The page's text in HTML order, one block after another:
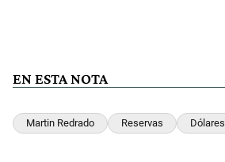
EN ESTA NOTA
Martin Redrado Reservas Dólares